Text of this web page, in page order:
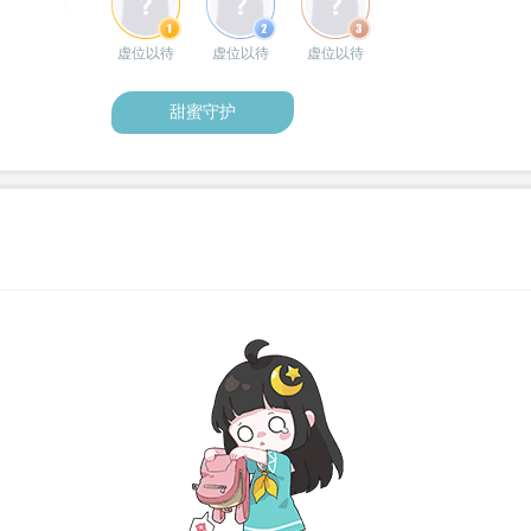
虚位以待 虚位以待 虚位以待
甜蜜守护